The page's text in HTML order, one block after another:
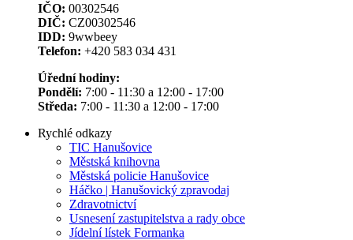
IČO: 00302546
DIČ: CZ00302546
IDD: 9wwbeey
Telefon: +420 583 034 431
Úřední hodiny:
Pondělí: 7:00 - 11:30 a 12:00 - 17:00
Středa: 7:00 - 11:30 a 12:00 - 17:00
Rychlé odkazy
TIC Hanušovice
Městská knihovna
Městská policie Hanušovice
Háčko | Hanušovický zpravodaj
Zdravotnictví
Usnesení zastupitelstva a rady obce
Jídelní lístek Formanka